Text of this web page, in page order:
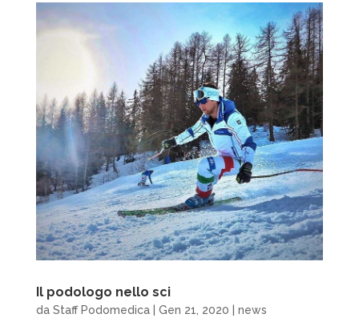
Il podologo nello sci
da Staff Podomedica| Gen 21, 2020 news